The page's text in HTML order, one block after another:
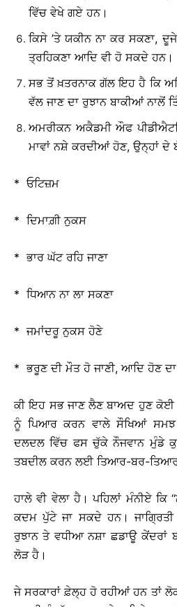
ਵਿੱਚ ਵੇਖੇ ਗਏ ਹਨ।
ਕਿਸੇ ’ਤੇ ਯਕੀਨ ਨਾ ਕਰ ਸਕਣਾ,
ਤ੍ਰਹਿਕਣਾ ਆਦਿ ਵੀ ਹੋ ਸਕਦੇ ਹਨ।
ਸਭ ਤੋਂ ਖ਼ਤਰਨਾਕ ਗੱਲ ਇਹ ਹੈ ਕਿ
ਵੱਲ ਜਾਣ ਦਾ ਰੁਝਾਨ ਬਾਕੀਆਂ ਨਾਲੋਂ
ਅਮਰੀਕਨ ਅਕੈਡਮੀ ਔਫ
ਮਾਵਾਂ ਨਸ਼ੇ ਕਰਦੀਆਂ ਹੋਣ, ਉਨ੍ਹਾਂ ਦੇ
* ਓਟਿਜ਼ਮ
* ਦਿਮਾਗ਼ੀ ਨੁਕਸ
* ਭਾਰ ਘੱਟ ਰਹਿ ਜਾਣਾ
* ਧਿਆਨ ਨਾ ਲਾ ਸਕਣਾ
* ਜਮਾਂਦਰੂ ਨੁਕਸ ਹੋਣੇ
* ਭਰੂਣ ਦੀ ਮੌਤ ਹੋ ਜਾਣੀ, ਆਦਿ ਹੋਣ
ਕੀ ਇਹ ਸਭ ਜਾਣ ਲੈਣ ਬਾਅਦ ਹੁਣ
ਨੂੰ ਪਿਆਰ ਕਰਨ ਵਾਲੇ ਸੌਖਿਆਂ
ਦਲਦਲ ਵਿੱਚ ਫਸ ਚੁੱਕੇ ਨੌਜਵਾਨ ਮੁੰਡੇ
ਤਬਦੀਲ ਕਰਨ ਲਈ ਤਿਆਰ-ਬਰ-
ਹਾਲੇ ਵੀ ਵੇਲਾ ਹੈ। ਪਹਿਲਾਂ ਮੰਨੀਏ ਕਿ
ਕਦਮ ਪੁੱਟੇ ਜਾ ਸਕਦੇ ਹਨ।
ਰੁਝਾਨ ਤੇ ਵਧੀਆ ਨਸ਼ਾ ਛਡਾਊ ਕੇਂਦਰਾਂ
ਲੋੜ ਹੈ।
ਜੇ ਸਰਕਾਰਾਂ ਫ਼ੇਲ੍ਹ ਹੋ ਰਹੀਆਂ ਹਨ ਤਾਂ